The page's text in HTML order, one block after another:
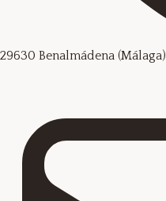
29630 Benalmádena (Málaga)